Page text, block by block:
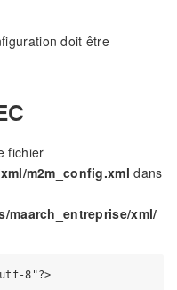
doit être
fichier
m2m_config.xml dans
maarch_entreprise/xml/
8"?>